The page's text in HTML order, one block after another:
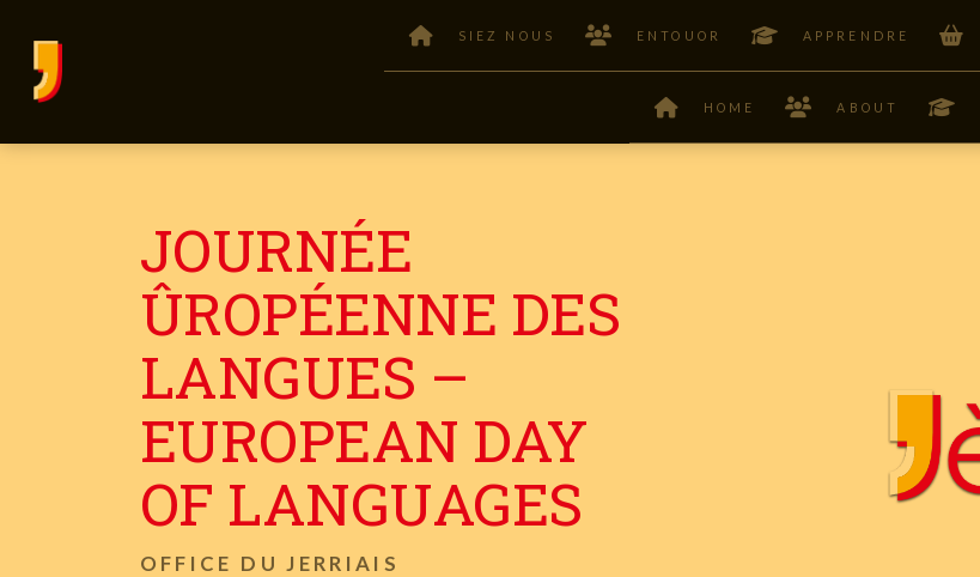
SIEZ NOUS ENTOUOR APPRENDRE
HOME ABOUT
JOURNÉE
ÛROPÉENNE DES
LANGUES –
EUROPEAN DAY
OF LANGUAGES
OFFICE DU JERRIAIS